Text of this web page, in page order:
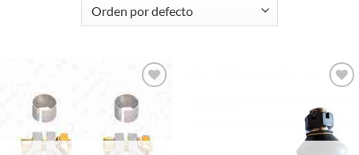
Add to
wishlist
wishlist